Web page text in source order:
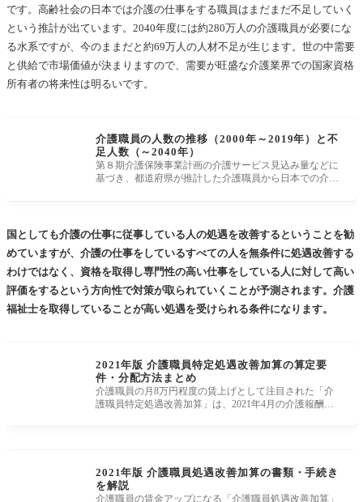
です。高齢社会の日本では介護の仕事をする職員はまだまだ不足していく
という推計が出ています。2040年度には約280万人の介護職員が必要にな
る水系ですが、今のままだと約69万人の人材不足が生じます。世の中需要
と供給で市場価値が決まりますので、需要が旺盛な介護業界での国家資格
所有者の将来性は明るいです。
介護職員の人数の推移（2000年～2019年）と不
足人数（～2040年）
第８期介護保険事業計画の介護サービス見込み量などに
基づき、都道府県が推計した介護職員から日本での介護
国としても介護の仕事に従事している人の処遇を改善するということを勧
めていますが、介護の仕事をしているすべての人を無条件に処遇改善する
わけではなく、資格を取得し専門性の高い仕事をしている人に対して高い
評価をするという方向性で対策が取られていくことが予測されます。介護
福祉士を取得していることが高い処遇を受けられる条件になります。
2021年版 介護職員特定処遇改善加算の算定要
件・分配方法まとめ
介護職員の月8万円程度の賃上げとして注目された「介
護職員特定処遇改善加算」は、2021年4月の介護報酬改
2021年版 介護職員処遇改善加算の書類・手続き
を解説
介護職員の賃金アップになる「介護職員処遇改善加算」